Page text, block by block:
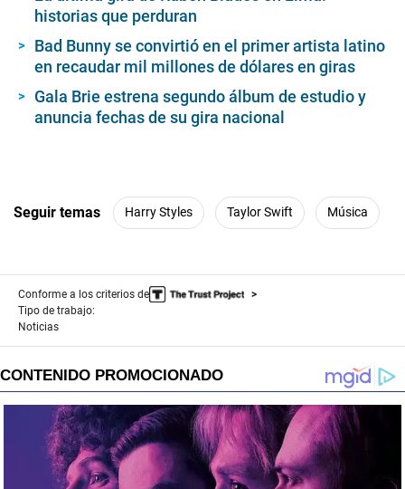
historias que perduran
Bad Bunny se convirtió en el primer artista latino
en recaudar mil millones de dólares en giras
Gala Brie estrena segundo álbum de estudio y
anuncia fechas de su gira nacional
Seguir temas Harry Styles Taylor Swift Música
Conforme a los criterios de
Tipo de trabajo:
Noticias